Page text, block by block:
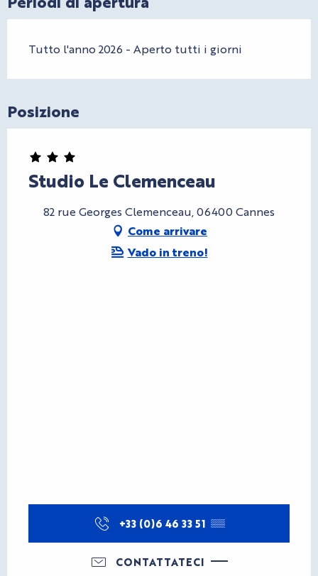
Tutto l'anno 2026 - Aperto tutti i giorni
Posizione
Studio Le Clemenceau
82 rue Georges Clemenceau, 06400 Cannes
Come arrivare
Vado in treno!
+33 (0)6 46 33 51 ▒▒
CONTATTATECI